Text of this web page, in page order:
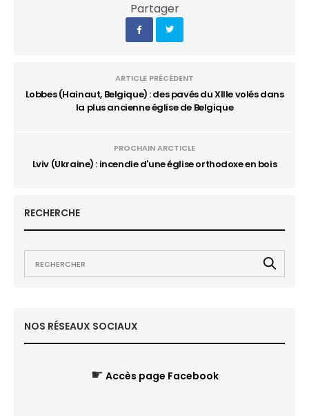
Partager
ARTICLE PRÉCÉDENT
Lobbes (Hainaut, Belgique) : des pavés du XIIIe volés dans
la plus ancienne église de Belgique
PROCHAIN ARCTICLE
Lviv (Ukraine) : incendie d'une église orthodoxe en bois
RECHERCHE
NOS RÉSEAUX SOCIAUX
☛ Accès page Facebook